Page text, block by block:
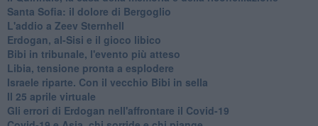
Santa Sofia: il dolore di Bergoglio
L'addio a ​Zeev Sternhell
Erdogan, al-Sisi e il gioco libico
Bibi in tribunale, l'evento più atteso
Libia, tensione pronta a esplodere
Israele riparte. Con il vecchio Bibi in sella
Il 25 aprile virtuale
Gli errori di Erdogan nell'affrontare il Covid-19